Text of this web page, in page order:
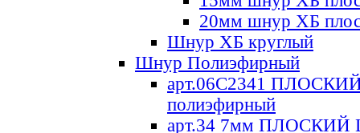
20мм шнур ХБ
Шнур ХБ круглый
Шнур Полиэфирный
арт.06С2341
полиэфирный
арт.34 7мм ПЛОСКИЙ